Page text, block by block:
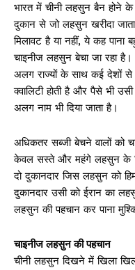
भारत में चीनी लहसुन बैन होने के
दुकान से जो लहसुन खरीदा
मिलावट है या नहीं, ये कह
चाइनीज लहसुन बेचा जा रहा
अलग राज्यों के साथ कई देशों
क्वालिटी होती है और पैसे भी
अलग नाम भी दिया जाता है।
अधिकतर सब्जी बेचने वालों को
केवल सस्ते और महंगे लहसुन के
दो दुकानदार जिस लहसुन को
दुकानदार उसी को ईरान का
लहसुन की पहचान कर पाना
चाइनीज लहसुन की पहचान
चीनी लहसुन दिखने में खिला